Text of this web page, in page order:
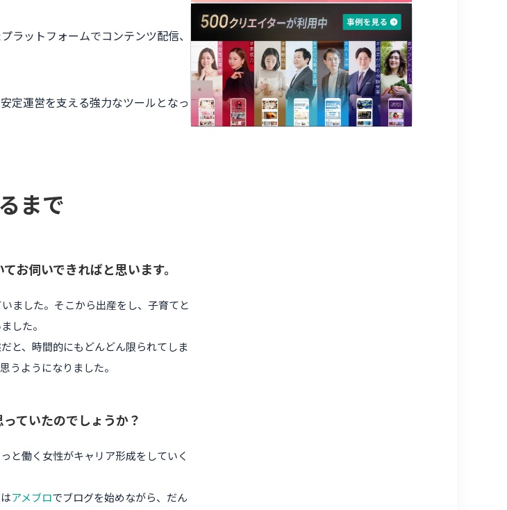
ラットフォームでコンテンツ配信、
定運営を支える強力なツールとなっ
まで
お伺いできればと思います。
ました。そこから出産をし、子育てと
した。
と、時間的にもどんどん限られてしま
うようになりました。
ていたのでしょうか？
と働く女性がキャリア形成をしていく
アメブロでブログを始めながら、だん